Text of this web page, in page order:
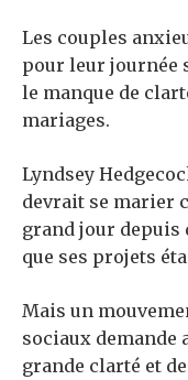
Les couples
pour leur journée
le manque de
mariages.
Lyndsey
devrait se marier
grand jour depuis
que ses projets
Mais un
sociaux demande
grande clarté et